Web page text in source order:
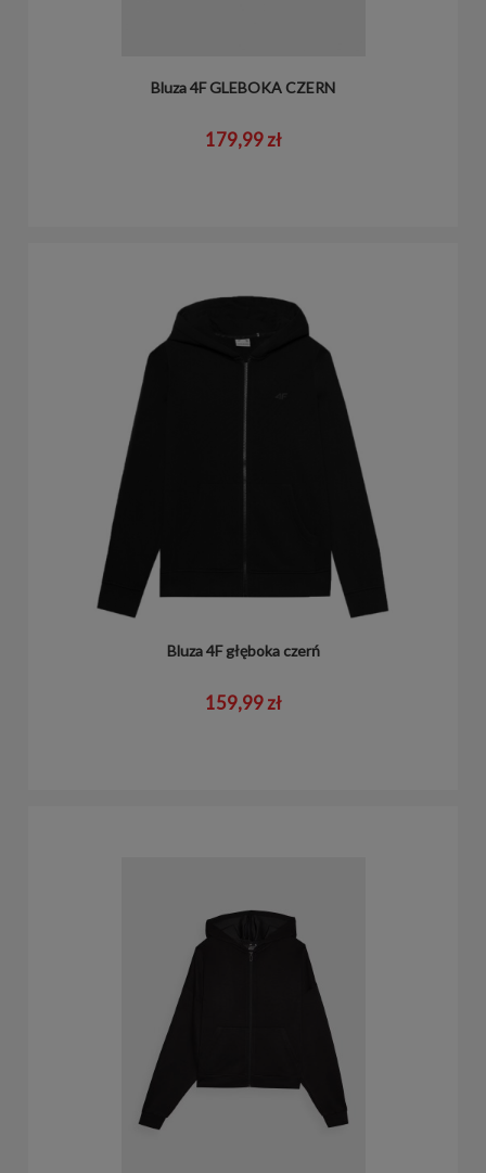
Bluza 4F GLEBOKA CZERN
179,99 zł
Bluza 4F głęboka czerń
159,99 zł